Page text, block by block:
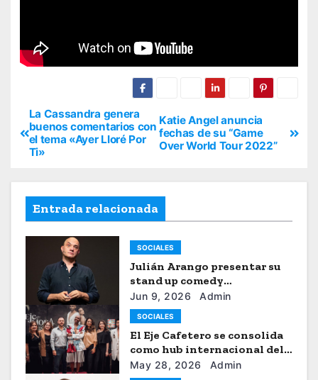
Katie Angel anuncia
fechas de su “Game
Over World Tour 2022”
La Cassandra genera
buenos comentarios con
el tema «Ayer Lloré Por
Ti»
Entrada relacionada
SOCIALES
Julián Arango presentar su
stand up comedy
“Julianchou”
Jun 9, 2026 Admin
SOCIALES
El Eje Cafetero se consolida
como hub internacional del
sistema moda
May 28, 2026 Admin